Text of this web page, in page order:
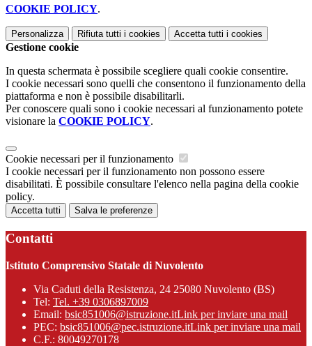
COOKIE POLICY.
Personalizza Rifiuta tutti i cookies Accetta tutti i cookies
Gestione cookie
In questa schermata è possibile scegliere quali cookie consentire.
I cookie necessari sono quelli che consentono il funzionamento della
piattaforma e non è possibile disabilitarli.
Per conoscere quali sono i cookie necessari al funzionamento potete
visionare la COOKIE POLICY.
Cookie necessari per il funzionamento
I cookie necessari per il funzionamento non possono essere
disabilitati. È possibile consultare l'elenco nella pagina della cookie
policy.
Accetta tutti Salva le preferenze
Contatti
Istituto Comprensivo Statale di Nuvolento
Via Caduti della Resistenza, 24 25080 Nuvolento (BS)
Tel: Tel. +39 0306897009
Email: bsic851006@istruzione.itLink per inviare una mail
PEC: bsic851006@pec.istruzione.itLink per inviare una mail
C.F.: 80049270178